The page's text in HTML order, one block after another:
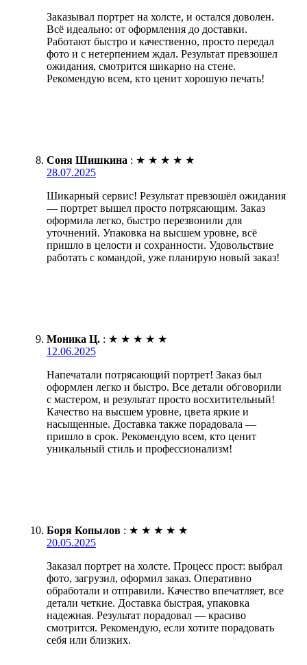
Заказывал портрет на холсте, и остался доволен.
Всё идеально: от оформления до доставки.
Работают быстро и качественно, просто передал
фото и с нетерпением ждал. Результат превзошел
ожидания, смотрится шикарно на стене.
Рекомендую всем, кто ценит хорошую печать!
Соня Шишкина : ★ ★ ★ ★ ★
28.07.2025
Шикарный сервис! Результат превзошёл ожидания
— портрет вышел просто потрясающим. Заказ
оформила легко, быстро перезвонили для
уточнений. Упаковка на высшем уровне, всё
пришло в целости и сохранности. Удовольствие
работать с командой, уже планирую новый заказ!
Моника Ц. : ★ ★ ★ ★ ★
12.06.2025
Напечатали потрясающий портрет! Заказ был
оформлен легко и быстро. Все детали обговорили
с мастером, и результат просто восхитительный!
Качество на высшем уровне, цвета яркие и
насыщенные. Доставка также порадовала —
пришло в срок. Рекомендую всем, кто ценит
уникальный стиль и профессионализм!
Боря Копылов : ★ ★ ★ ★ ★
20.05.2025
Заказал портрет на холсте. Процесс прост: выбрал
фото, загрузил, оформил заказ. Оперативно
обработали и отправили. Качество впечатляет, все
детали четкие. Доставка быстрая, упаковка
надежная. Результат порадовал — красиво
смотрится. Рекомендую, если хотите порадовать
себя или близких.